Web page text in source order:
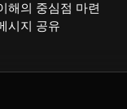
해의 중심점 마련
시지 공유